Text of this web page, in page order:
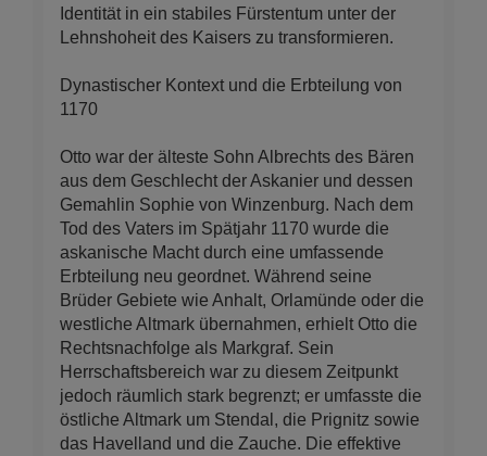
Identität in ein stabiles Fürstentum unter der
Lehnshoheit des Kaisers zu transformieren.
Dynastischer Kontext und die Erbteilung von
1170
Otto war der älteste Sohn Albrechts des Bären
aus dem Geschlecht der Askanier und dessen
Gemahlin Sophie von Winzenburg. Nach dem
Tod des Vaters im Spätjahr 1170 wurde die
askanische Macht durch eine umfassende
Erbteilung neu geordnet. Während seine
Brüder Gebiete wie Anhalt, Orlamünde oder die
westliche Altmark übernahmen, erhielt Otto die
Rechtsnachfolge als Markgraf. Sein
Herrschaftsbereich war zu diesem Zeitpunkt
jedoch räumlich stark begrenzt; er umfasste die
östliche Altmark um Stendal, die Prignitz sowie
das Havelland und die Zauche. Die effektive